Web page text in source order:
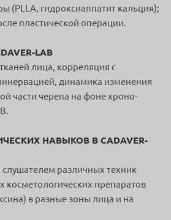
(PLLA, гидроксиаппатит кальция);
пластической операции.
LAB
лица, корреляция с
динамика изменения
части черепа на фоне хроно-
НАВЫКОВ В CADAVER-
различных техник
косметологических препаратов
в разные зоны лица и на